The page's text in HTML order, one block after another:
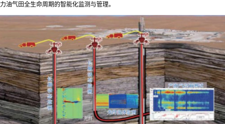
力油气田全生命周期的智能化监测与管理。